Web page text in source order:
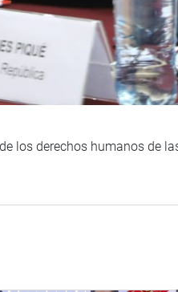
los derechos humanos de